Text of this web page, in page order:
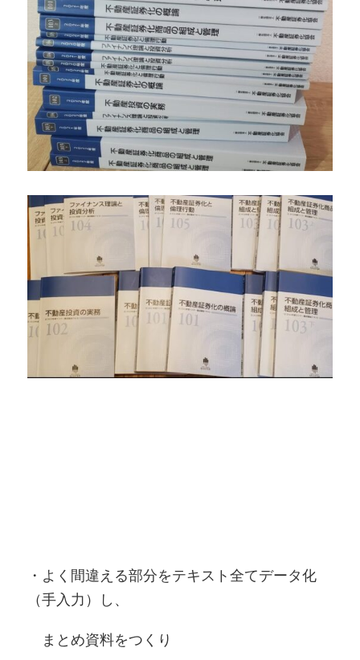
・よく間違える部分をテキスト全てデータ化
（手入力）し、
まとめ資料をつくり